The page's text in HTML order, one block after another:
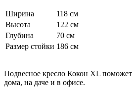
Ширина
118 см
Высота
122 см
Глубина
70 см
Размер стойки 186 см
Подвесное кресло Кокон XL поможет
дома, на даче и в офисе.